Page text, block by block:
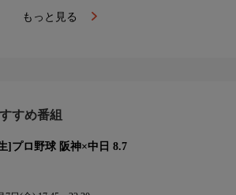
もっと見る
すめ番組
]プロ野球 阪神×中日 8.7